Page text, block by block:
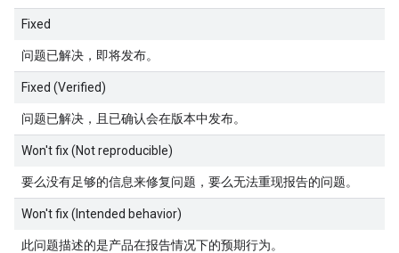
Fixed
问题已解决，即将发布。
Fixed (Verified)
问题已解决，且已确认会在版本中发布。
Won't fix (Not reproducible)
要么没有足够的信息来修复问题，要么无法重现报告的问题。
Won't fix (Intended behavior)
此问题描述的是产品在报告情况下的预期行为。